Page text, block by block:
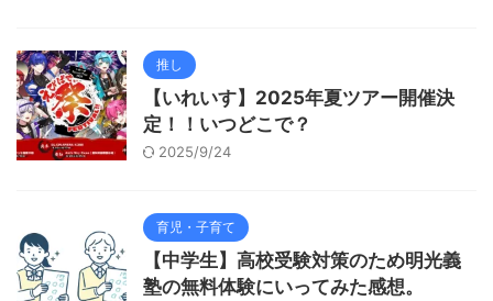
推し
【いれいす】2025年夏ツアー開催決
定！！いつどこで？
2025/9/24
育児・子育て
【中学生】高校受験対策のため明光義
塾の無料体験にいってみた感想。